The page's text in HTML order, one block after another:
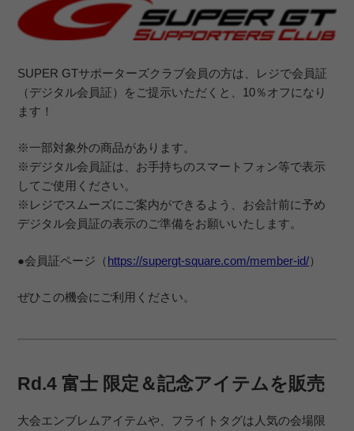
SUPER GTサポーターズクラブ会員の方は、レジで会員証
（デジタル会員証）をご提示いただくと、10％オフになり
ます！
※一部対象外の商品があります。
※デジタル会員証は、お手持ちのスマートフォン等で表示
してご使用ください。
※レジでスムーズにご案内ができるよう、お会計前に予め
デジタル会員証の表示のご準備をお願いいたします。
●会員証ページ（https://supergt-square.com/member-id/）
ぜひこの機会にご利用ください。
Rd.4 富士 限定＆記念アイテムを販売
大会エンブレムアイテムや、フライトタグは人気の会場限